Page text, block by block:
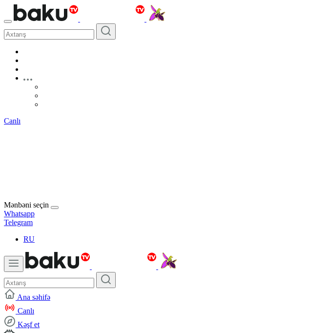
Canlı
Mənbəni seçin
Whatsapp
Telegram
RU
Ana səhifə
Canlı
Kəşf et